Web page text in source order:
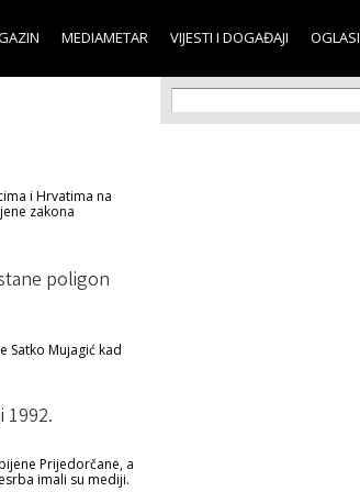
MEDIAMETAR VIJESTI I DOGAĐAJI OGLASI
i Hrvatima na
zakona
poligon
Satko Mujagić kad
1992.
Prijedorčane, a
imali su mediji.
Search form
Search